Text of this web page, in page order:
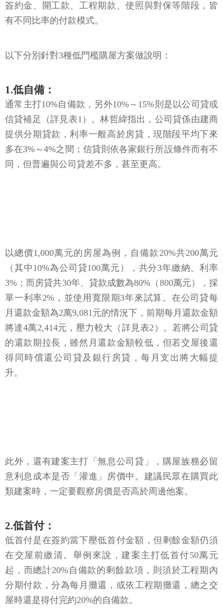
簽約金、開工款、工程期款、使照與對保等階段，皆
有不同比率的付款模式。
以下分別針對3種低門檻購屋方案做說明：
1.低自備：
通常主打10%自備款，另外10%～15%則是以公司貸或
信貸補足（詳見表1）。林哲緯指出，公司貸係由建商
提供分期貸款，利率一般高於房貸，現階段平均下來
多在3%～4%之間；信貸則依各家銀行所設條件而有不
同，但普遍與公司貸差不多，甚至更高。
以總價1,000萬元的房屋為例，自備款20%共200萬元
（其中10%為公司貸100萬元），共分3年繳納、利率
3%；而房貸共30年、貸款成數為80%（800萬元），採
單一利率2%，並使用寬限期3年來試算。在公司貸每
月還款金額為2萬9,081元的情況下，前期每月還款金額
將達4萬2,414元，壓力較大（詳見表2）。若將公司貸
的還款期拉長，雖然月還款金額較低，但若交屋後還
得同時償還公司貸及銀行房貸，每月支出將大幅提
升。
此外，還有建案主打「無息公司貸」，購屋族務必留
意利息成本是否「灌進」房價中。建議民眾在購買此
類建案時，一定要觀察房價是否高於周邊他案。
2.低首付：
低首付是在簽約當下壓低首付金額，但剩餘金額仍須
在交屋前繳清。舉例來說，建案主打低首付50萬元
起，而總計20%自備款的剩餘款項，則須於工程期內
分期付款，分為每月攤還，或依工程期攤還，總之交
屋時還是得付完約20%的自備款。